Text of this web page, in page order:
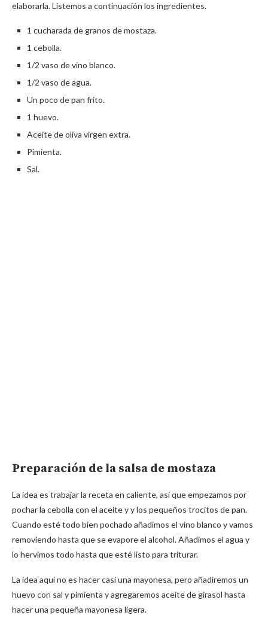
elaborarla. Listemos a continuación los ingredientes.
1 cucharada de granos de mostaza.
1 cebolla.
1/2 vaso de vino blanco.
1/2 vaso de agua.
Un poco de pan frito.
1 huevo.
Aceite de oliva virgen extra.
Pimienta.
Sal.
Preparación de la salsa de mostaza
La idea es trabajar la receta en caliente, así que empezamos por
pochar la cebolla con el aceite y y los pequeños trocitos de pan.
Cuando esté todo bien pochado añadimos el vino blanco y vamos
removiendo hasta que se evapore el alcohol. Añadimos el agua y
lo hervimos todo hasta que esté listo para triturar.
La idea aquí no es hacer casi una mayonesa, pero añadiremos un
huevo con sal y pimienta y agregaremos aceite de girasol hasta
hacer una pequeña mayonesa ligera.